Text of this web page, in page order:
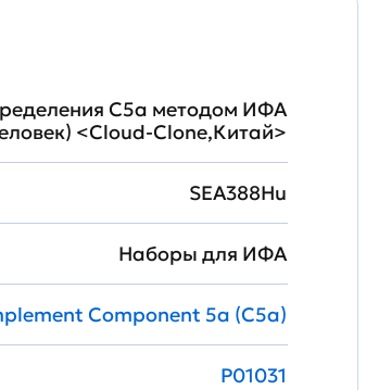
C5a методом ИФА
<Cloud-Clone,Китай>
SEA388Hu
Наборы для ИФА
Component 5a (C5a)
P01031